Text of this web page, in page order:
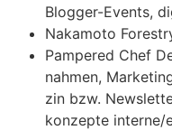
Blog­ger-Events,
Naka­mo­to
Pam­pe­red Chef
nah­men,
zin bzw.
kon­zep­te